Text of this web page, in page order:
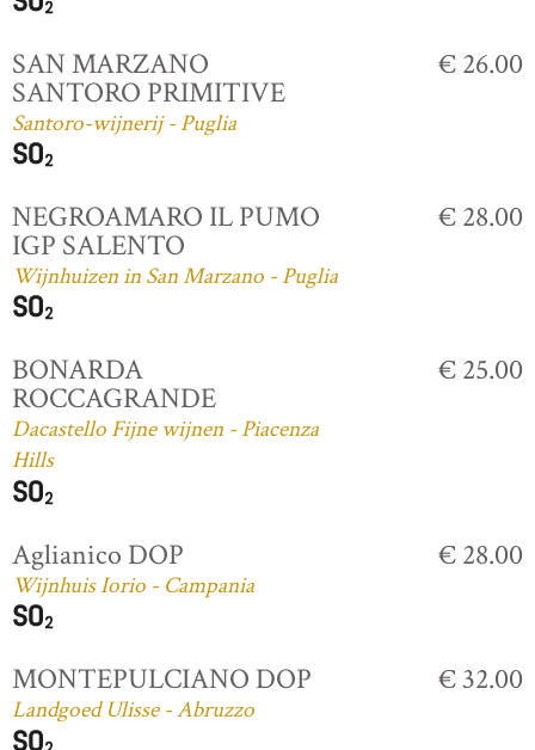
SAN MARZANO
SANTORO PRIMITIVE
Santoro-wijnerij - Puglia
€ 26.00
NEGROAMARO IL PUMO
IGP SALENTO
Wijnhuizen in San Marzano - Puglia
€ 28.00
BONARDA
ROCCAGRANDE
Dacastello Fijne wijnen - Piacenza
Hills
€ 25.00
Aglianico DOP
Wijnhuis Iorio - Campania
€ 28.00
MONTEPULCIANO DOP
Landgoed Ulisse - Abruzzo
€ 32.00